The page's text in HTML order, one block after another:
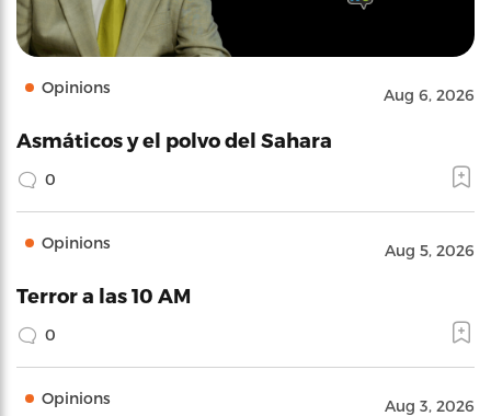
Opinions Aug 6, 2026
Asmáticos y el polvo del Sahara
0
Opinions Aug 5, 2026
Terror a las 10 AM
0
Opinions Aug 3, 2026